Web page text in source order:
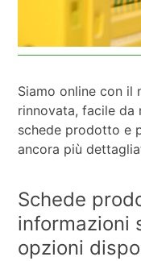
Siamo online con il
rinnovata, facile
schede prodotto e
ancora più
Schede
informazioni
opzioni